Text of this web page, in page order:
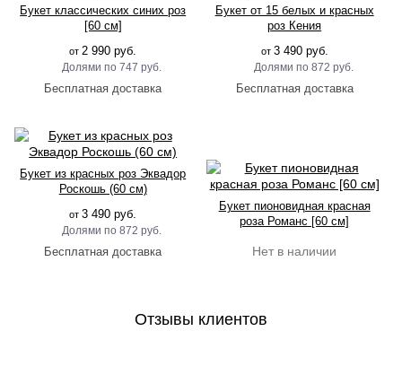
Букет классических синих роз
[60 см]
от 2 990 руб.
747 руб.
Букет от 15 белых и красных
роз Кения
от 3 490 руб.
872 руб.
Букет из красных роз Эквадор
Роскошь (60 см)
от3 490 руб.
872 руб.
Букет пионовидная красная
роза Романс [60 см]
Нет в наличии
Отзывы клиентов